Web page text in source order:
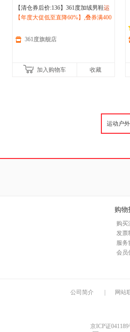
【清仓券后价:136】361度加绒男鞋运
动鞋2026冬季新款加毛保暖休闲高帮
【年度大促低至直降60%】,叠券满400
361度旗舰店
加入购物车 收藏
购物
购买
发票
服务
会员
公司简介 网站
京ICP证041189